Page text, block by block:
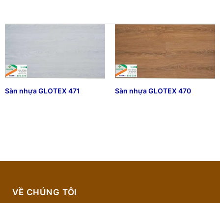
Sàn nhựa GLOTEX 471 Sàn nhựa GLOTEX 470
VỀ CHÚNG TÔI